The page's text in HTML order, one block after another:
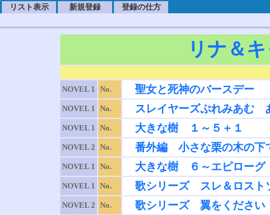
. リスト表示 . 新規登録 . 登録の仕方
リナ＆
NOVEL 1 No. 聖女と死神のバースデー
NOVEL 1 No. スレイヤーズぷれみあむ
NOVEL 1 No. 大きな樹 １～５＋１
NOVEL 2 No. 番外編 小さな栗の木の下
NOVEL 1 No. 大きな樹 ６～エピローグ
NOVEL 1 No. 歌シリーズ スレ＆ロスト
NOVEL 2 No. 歌シリーズ 翼をください